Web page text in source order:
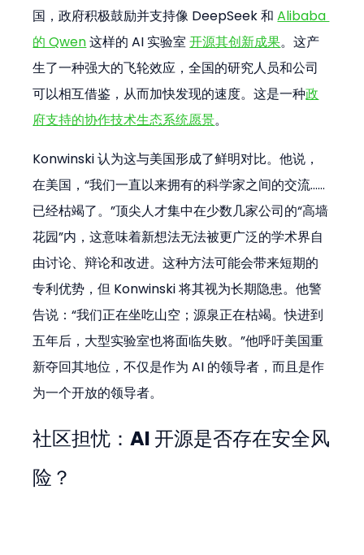
国，政府积极鼓励并支持像 DeepSeek 和 Alibaba
的 Qwen 这样的 AI 实验室 开源其创新成果。这产
生了一种强大的飞轮效应，全国的研究人员和公司
可以相互借鉴，从而加快发现的速度。这是一种政
府支持的协作技术生态系统愿景。
Konwinski 认为这与美国形成了鲜明对比。他说，
在美国，“我们一直以来拥有的科学家之间的交流……
已经枯竭了。”顶尖人才集中在少数几家公司的“高墙
花园”内，这意味着新想法无法被更广泛的学术界自
由讨论、辩论和改进。这种方法可能会带来短期的
专利优势，但 Konwinski 将其视为长期隐患。他警
告说：“我们正在坐吃山空；源泉正在枯竭。快进到
五年后，大型实验室也将面临失败。”他呼吁美国重
新夺回其地位，不仅是作为 AI 的领导者，而且是作
为一个开放的领导者。
社区担忧：AI 开源是否存在安全风
险？